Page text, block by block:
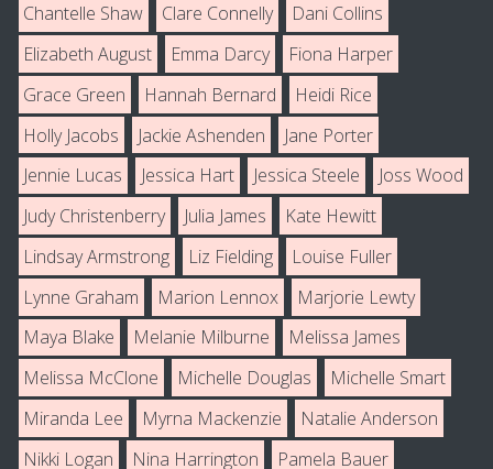
Chantelle Shaw
Clare Connelly
Dani Collins
Elizabeth August
Emma Darcy
Fiona Harper
Grace Green
Hannah Bernard
Heidi Rice
Holly Jacobs
Jackie Ashenden
Jane Porter
Jennie Lucas
Jessica Hart Jessica Steele
Joss Wood
Judy Christenberry
Julia James
Kate Hewitt
Lindsay Armstrong
Liz Fielding
Louise Fuller
Lynne Graham
Marion Lennox
Marjorie Lewty
Maya Blake
Melanie Milburne
Melissa James
Melissa McClone
Michelle Douglas
Michelle Smart
Miranda Lee
Myrna Mackenzie
Natalie Anderson
Nikki Logan
Nina Harrington
Pamela Bauer